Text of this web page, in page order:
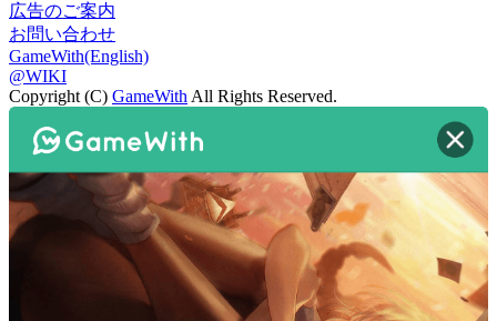
広告のご案内
お問い合わせ
GameWith(English)
@WIKI
Copyright (C) GameWith All Rights Reserved.